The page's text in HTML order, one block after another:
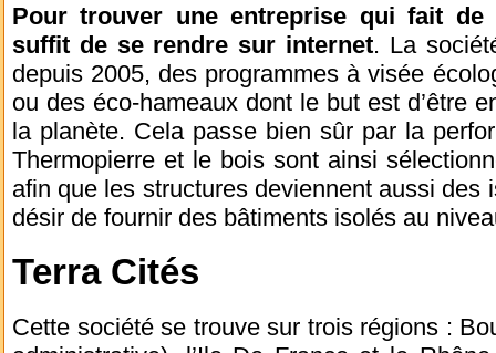
Pour trouver une entreprise qui fait
suffit de se rendre sur internet. La
depuis 2005, des programmes à visée
ou des éco-hameaux dont le but est d’être
la planète. Cela passe bien sûr par la
Thermopierre et le bois sont ainsi
afin que les structures deviennent aussi des
désir de fournir des bâtiments isolés au
Terra Cités
Cette société se trouve sur trois régions :